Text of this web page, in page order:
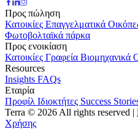
Προς πώληση
Κατοικίες Επαγγελματικά
Φωτοβολταϊκά πάρκα
Προς ενοικίαση
Κατοικίες Γραφεία Βιομηχανικά
Resources
Insights FAQs
Εταιρία
Προφίλ Ιδιοκτήτες Success
Terra © 2026 All rights reserved |
Χρήσης